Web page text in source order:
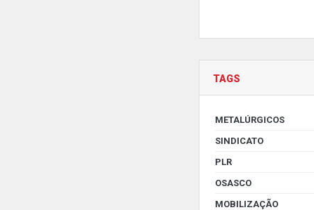
TAGS
METALÚRGICOS
SINDICATO
PLR
OSASCO
MOBILIZAÇÃO